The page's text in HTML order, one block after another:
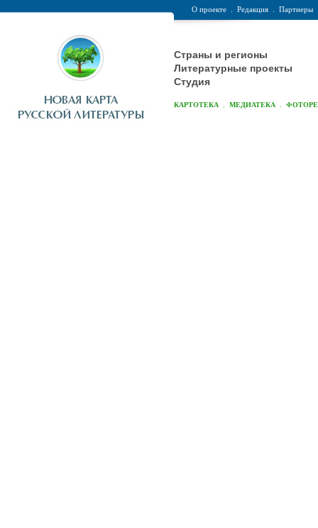
О проекте Редакция Партнеры
Страны и регионы
Литературные проекты
Студия
КАРТОТЕКА МЕДИАТЕКА